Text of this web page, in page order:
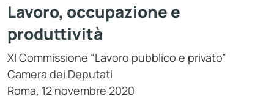
Lavoro, occupazione e
produttività
XI Commissione “Lavoro pubblico e privato”
Camera dei Deputati
Roma, 12 novembre 2020